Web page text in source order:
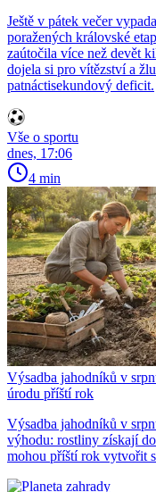
Ještě v pátek večer
poražených královské
zaútočila více než devět
dojela si pro vítězství a
patnáctisekundový deficit.
Vše o sportu
dnes, 17:06
4 min
Výsadba jahodníků v
úrodu příští rok
Výsadba jahodníků v
výhodu: rostliny získají
mohou příští rok vytvořit